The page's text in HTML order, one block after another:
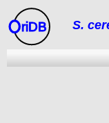
riDB S.